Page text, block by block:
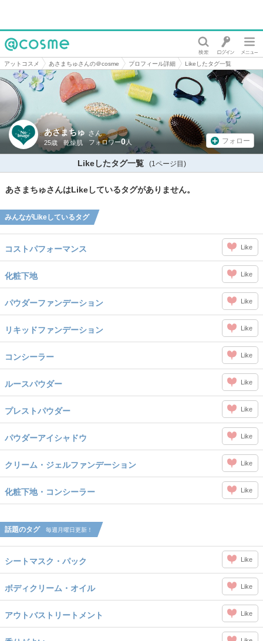
@cosme
アットコスメ あさまちゅさんの＠cosme プロフィール詳細 Likeしたタグ一覧
あさまちゅ さん
25歳 乾燥肌 0 フォロー
Likeしたタグ一覧 (1ページ目)
あさまちゅさんはLikeしているタグがありません。
みんながLikeしているタグ
コストパフォーマンス Like
化粧下地 Like
パウダーファンデーション Like
リキッドファンデーション Like
コンシーラー Like
ルースパウダー Like
プレストパウダー Like
パウダーアイシャドウ Like
クリーム・ジェルファンデーション Like
化粧下地・コンシーラー Like
話題のタグ 毎週月曜日更新！
シートマスク・パック Like
ボディクリーム・オイル Like
アウトバストリートメント Like